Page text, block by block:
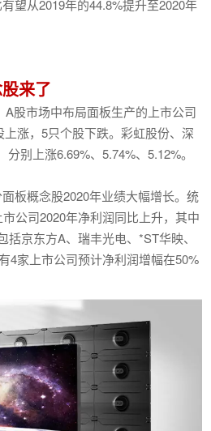
望从2019年的44.8%提升至2020年
来了
A股市场中布局面板生产的上市公司
涨，5只个股下跌。彩虹股份、深
别上涨6.69%、5.74%、5.12%。
板概念股2020年业绩大幅增长。统
公司2020年净利润同比上升，其中
京东方A、瑞丰光电、*ST华映、
4家上市公司预计净利润增幅在50%